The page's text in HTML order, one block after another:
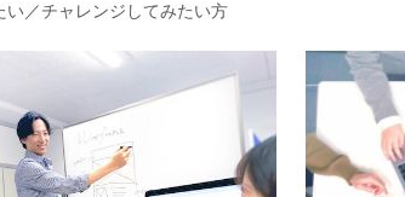
い／チャレンジしてみたい方